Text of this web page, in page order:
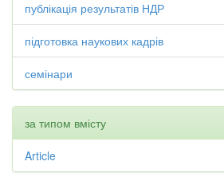
публікація результатів НДР
підготовка наукових кадрів
семінари
за типом вмісту
Article